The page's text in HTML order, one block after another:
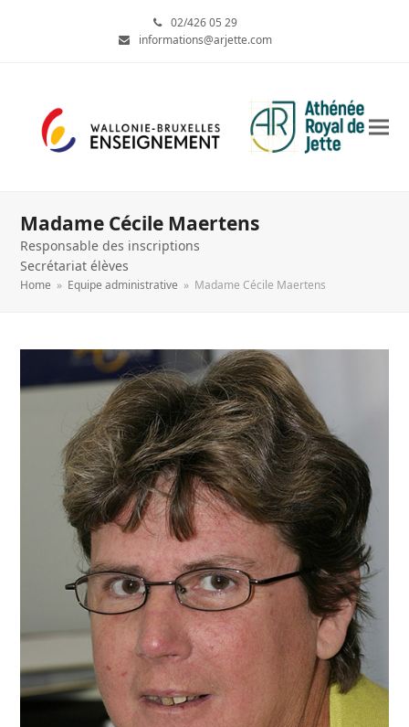
02/426 05 29
informations@arjette.com
Madame Cécile Maertens
Responsable des inscriptions
Secrétariat élèves
Home » Equipe administrative » Madame Cécile Maertens